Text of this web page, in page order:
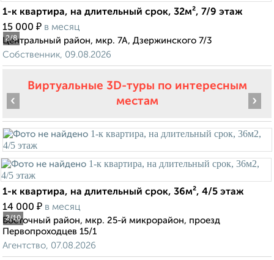
2/8
1-к квартира, на длительный срок, 32м², 7/9 этаж
15 000 ₽ в месяц
Центральный район, мкр. 7А, Дзержинского 7/3
Собственник, 09.08.2026
Виртуальные 3D-туры по интересным
местам
2/10
‹ ›
1-к квартира, на длительный срок, 36м², 4/5 этаж
14 000 ₽ в месяц
Восточный район, мкр. 25-й микрорайон, проезд
Первопроходцев 15/1
Агентство, 07.08.2026